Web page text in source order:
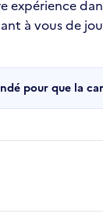
expérience
à vous de
pour que la